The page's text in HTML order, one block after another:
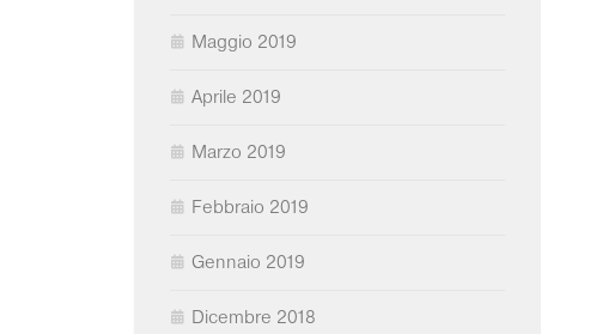
Maggio 2019
Aprile 2019
Marzo 2019
Febbraio 2019
Gennaio 2019
Dicembre 2018